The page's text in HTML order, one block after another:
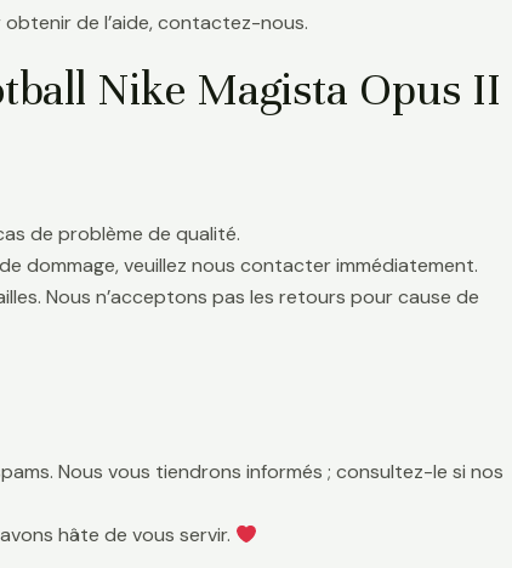
de l’aide, contactez-nous.
Nike Magista Opus II
de problème de qualité.
dommage, veuillez nous contacter immédiatement.
Nous n’acceptons pas les retours pour cause de
Nous vous tiendrons informés ; consultez-le si nos
hâte de vous servir.